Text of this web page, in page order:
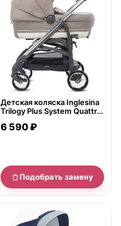
Детская коляска Inglesina
Trilogy Plus System Quattro
Chrome Slate
6 590 ₽
Подобрать замену